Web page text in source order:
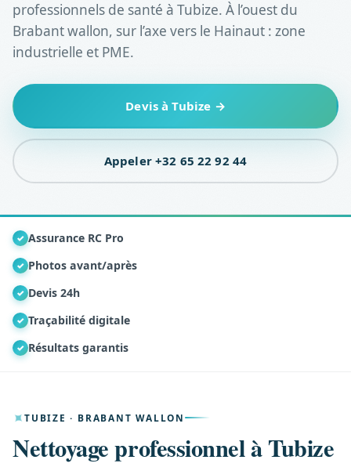
professionnels de santé à Tubize. À l’ouest du
Brabant wallon, sur l’axe vers le Hainaut : zone
industrielle et PME.
Devis à Tubize →
Appeler +32 65 22 92 44
✓ Assurance RC Pro
✓ Photos avant/après
✓ Devis 24h
✓ Traçabilité digitale
✓ Résultats garantis
TUBIZE · BRABANT WALLON
Nettoyage professionnel à Tubize